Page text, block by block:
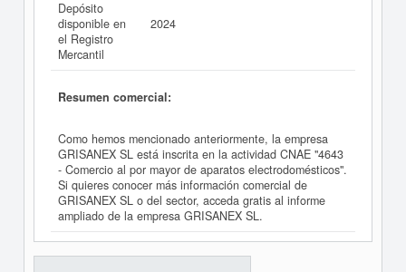
Depósito
disponible en
el Registro
Mercantil
2024
Resumen comercial:
Como hemos mencionado anteriormente, la empresa
GRISANEX SL está inscrita en la actividad CNAE "4643
- Comercio al por mayor de aparatos electrodomésticos".
Si quieres conocer más información comercial de
GRISANEX SL o del sector, acceda gratis al informe
ampliado de la empresa GRISANEX SL.